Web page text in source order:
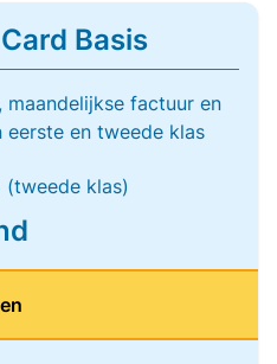
Basis
maandelijkse factuur en
eerste en tweede klas
(tweede klas)